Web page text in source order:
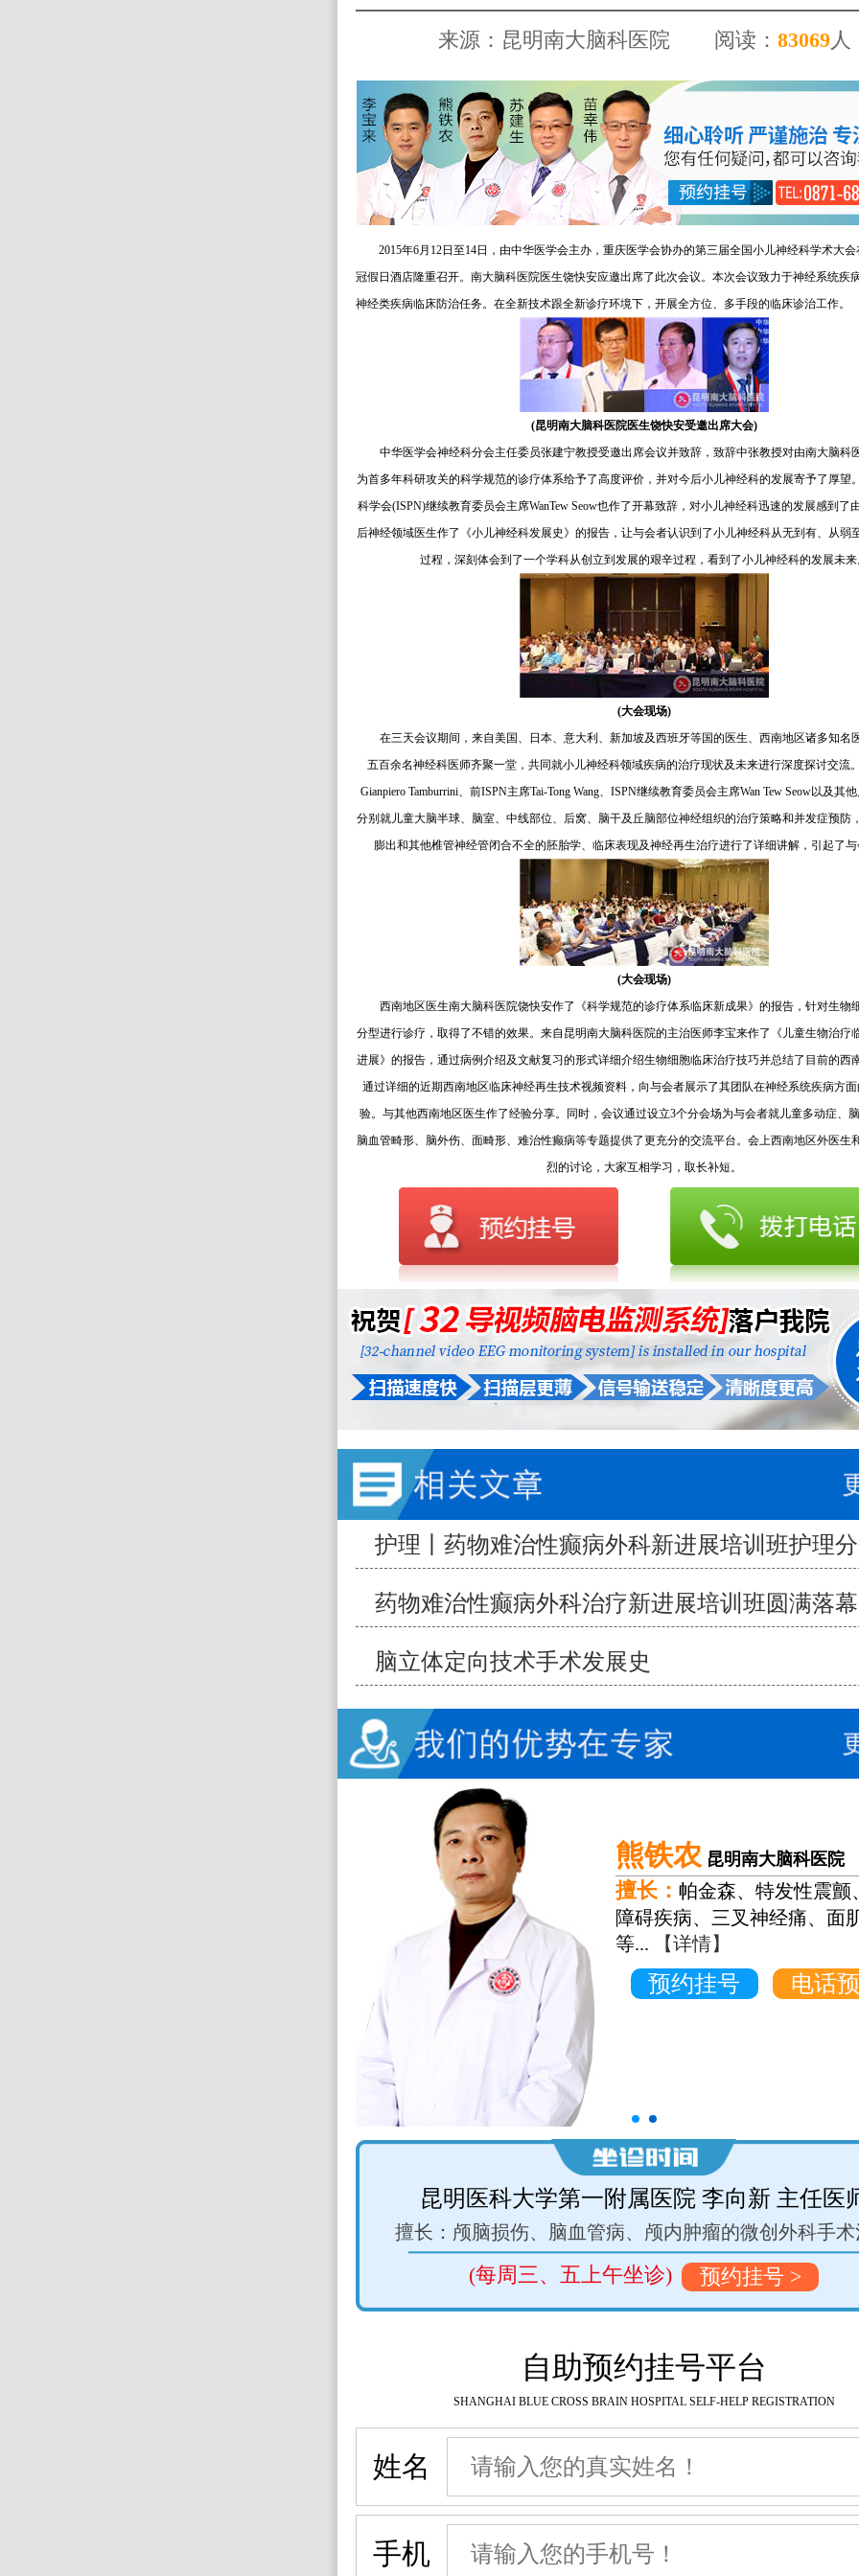
来源：昆明南大脑科医院 阅读： 83069人
2015年6月12日至14日，由中华医学会主办，重庆医学会协办的第三届全国小儿神经科学术大
冠假日酒店隆重召开。南大脑科医院医生饶快安应邀出席了此次会议。本次会议致力于神经系统疾
神经类疾病临床防治任务。在全新技术跟全新诊疗环境下，开展全方位、多手段的临床诊治工作。
(昆明南大脑科医院医生饶快安受邀出席大会)
中华医学会神经科分会主任委员张建宁教授受邀出席会议并致辞，致辞中张教授对由南大脑科
为首多年科研攻关的科学规范的诊疗体系给予了高度评价，并对今后小儿神经科的发展寄予了厚望
科学会(ISPN)继续教育委员会主席WanTew Seow也作了开幕致辞，对小儿神经科迅速的发展感到了
后神经领域医生作了《小儿神经科发展史》的报告，让与会者认识到了小儿神经科从无到有、从弱
过程，深刻体会到了一个学科从创立到发展的艰辛过程，看到了小儿神经科的发展未
(大会现场)
在三天会议期间，来自美国、日本、意大利、新加坡及西班牙等国的医生、西南地区诸多知名
五百余名神经科医师齐聚一堂，共同就小儿神经科领域疾病的治疗现状及未来进行深度探讨交流
Gianpiero Tamburrini、前ISPN主席Tai-Tong Wang、ISPN继续教育委员会主席Wan Tew Seow以及其
分别就儿童大脑半球、脑室、中线部位、后­窝、脑干及丘脑部位神经组织的治疗策略和并发症预防
膨出和其他椎管神经管闭合不全的胚胎学、临床表现及神经再生治疗进行了详细讲解，引起了
(大会现场)
西南地区医生南大脑科医院饶快安作了《科学规范的诊疗体系临床新成果》的报告，针对生物
分型进行诊疗，取得了不错的效果。来自昆明南大脑科医院的主治医师李宝来作了《儿童生物治疗
进展》的报告，通过病例介绍及文献复习的形式详细介绍生物细胞临床治疗技巧并总结了目前的西
通过详细的近期西南地区临床神经再生技术视频资料，向与会者展示了其团队在神经系统疾病方
验。与其他西南地区医生作了经验分享。同时，会议通过设立3个分会场为与会者就儿童多动症、
脑血管畸形、脑外伤、­面畸形、难治性癫病等专题提供了更充分的交流平台。会上西南地区外医生
烈的讨论，大家互相学习，取长补短。
护理丨药物难治性癫病外科新进展培训班护理
满结束
药物难治性癫病外科治疗新进展培训班圆满落幕
脑立体定向技术手术发展史
苗幸伟 昆明南大脑科医院
擅长：脑瘫、癫痫、帕金森
损伤、老年痴呆、面瘫、脑
【详情】
预约挂号 电话
昆明医科大学第一附属医院 李向新 主任医
擅长：颅脑损伤、脑血管病、颅内肿瘤的微创外科手
(每周三、五上午坐诊) 预约挂号 >
自助预约挂号平台
SHANGHAI BLUE CROSS BRAIN HOSPITAL SELF-HELP REGISTRATION
姓名
手机